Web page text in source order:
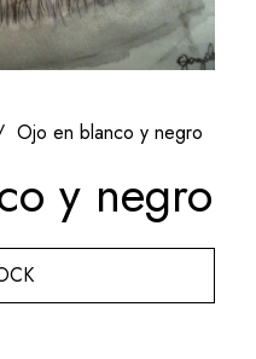
Ojo en blanco y negro
y negro